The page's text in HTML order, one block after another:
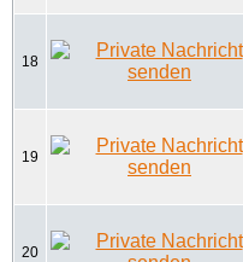
18
19
20